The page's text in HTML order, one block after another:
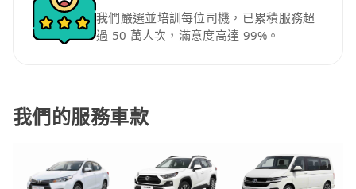
我們嚴選並培訓每位司機，已累積服務超
過 50 萬人次，滿意度高達 99%。
我們的服務車款